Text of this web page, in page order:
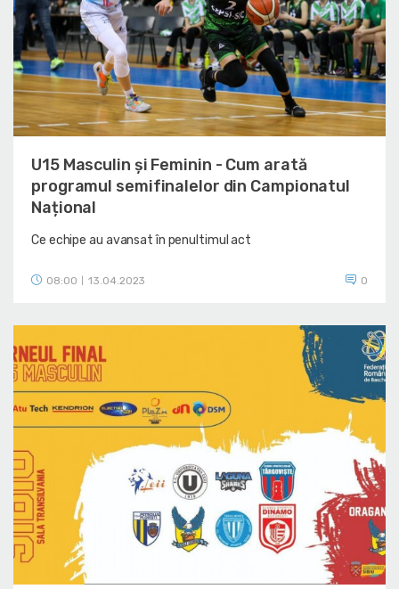
U15 Masculin și Feminin - Cum arată
programul semifinalelor din Campionatul
Național
Ce echipe au avansat în penultimul act
08:00 13.04.2023 0